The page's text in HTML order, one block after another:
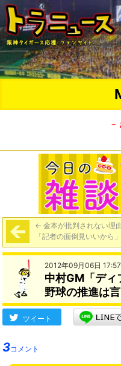
－
← 金本が批判されない理
「記者の面倒見いいから」
2012年09月06日 17:57
中村GM「ディ
野球の推進は
ツイート
3コメント